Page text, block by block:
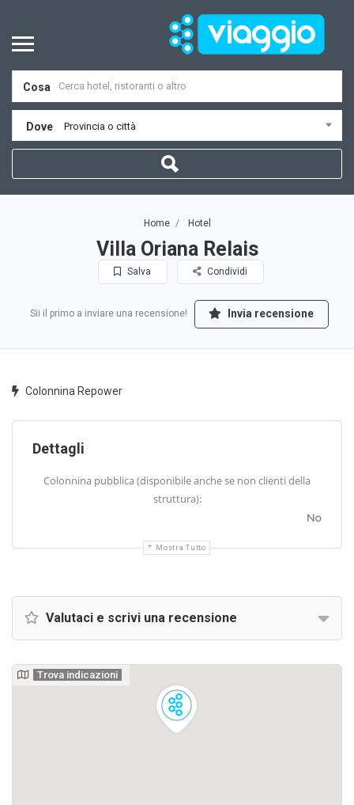
Cosa
Dove Provincia o città
Home Hotel
Villa Oriana Relais
Salva Condividi
Sii il primo a inviare una recensione! Invia recensione
Colonnina Repower
Dettagli
Colonnina pubblica (disponibile anche se non clienti della
struttura):
No
Mostra Tutto
Valutaci e scrivi una recensione
Trova indicazioni